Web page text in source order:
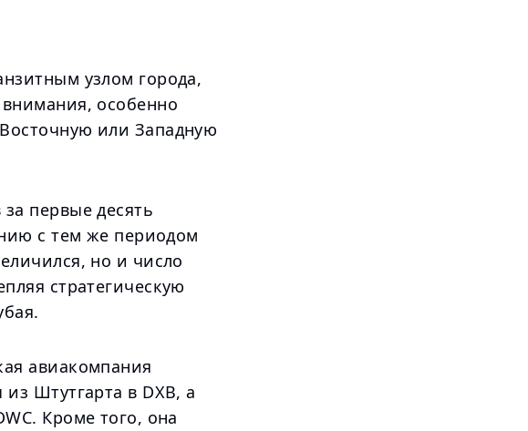
узлом города,
особенно
или Западную
первые десять
с тем же периодом
но и число
стратегическую
авиакомпания
Штутгарта в DXB, а
Кроме того, она